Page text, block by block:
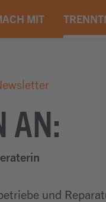
MIT
AN:
und